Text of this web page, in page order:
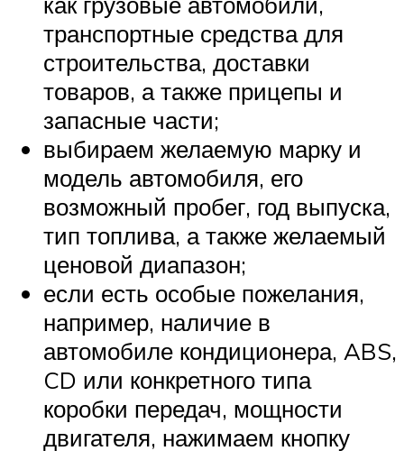
транспортные средства для
строительства, доставки
товаров, а также прицепы и
запасные части;
выбираем желаемую марку и
модель автомобиля, его
возможный пробег, год выпуска,
тип топлива, а также желаемый
ценовой диапазон;
если есть особые пожелания,
например, наличие в
автомобиле кондиционера, ABS,
CD или конкретного типа
коробки передач, мощности
двигателя, нажимаем кнопку